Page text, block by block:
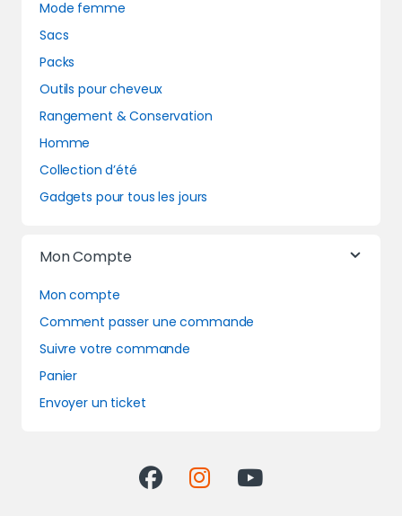
Mode femme
Sacs
Packs
Outils pour cheveux
Rangement & Conservation
Homme
Collection d’été
Gadgets pour tous les jours
Mon Compte
Mon compte
Comment passer une commande
Suivre votre commande
Panier
Envoyer un ticket